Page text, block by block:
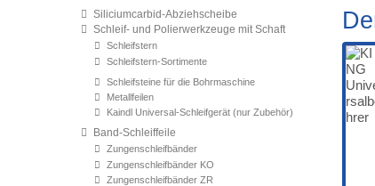
Siliciumcarbid-Abziehscheibe
Schleif- und Polierwerkzeuge mit Schaft
Schleifstern
Schleifstern-Sortimente
Schleifsteine für die Bohrmaschine
Metallfeilen
Kaindl Universal-Schleifgerät (nur Zubehör)
Band-Schleiffeile
Zungenschleifbänder
Zungenschleifbänder KO
Zungenschleifbänder ZR